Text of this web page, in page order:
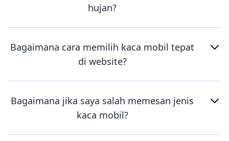
hujan?
Bagaimana cara memilih kaca mobil tepat
di website?
Bagaimana jika saya salah memesan jenis
kaca mobil?